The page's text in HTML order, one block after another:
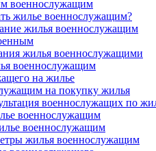
военнослужащим
жилье военнослужащим?
жилья военнослужащим
жилья военнослужащими
военнослужащим
на жилье
на покупку жилья
военнослужащих по
военнослужащим
военнослужащим
жилья военнослужащим